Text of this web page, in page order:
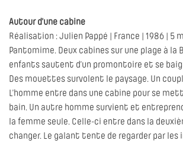
Autour d’une cabine
Réalisation : Julien Pappé | France | 1986 | 5
Pantomime. Deux cabines sur une plage à la
enfants sautent d’un promontoire et se
Des mouettes survolent le paysage. Un
L’homme entre dans une cabine pour se
bain. Un autre homme survient et
la femme seule. Celle-ci entre dans la
changer. Le galant tente de regarder par